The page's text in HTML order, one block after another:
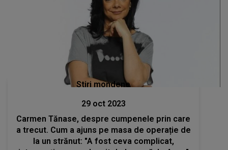
Stiri mondene
29 oct 2023
Carmen Tănase, despre cumpenele prin care
a trecut. Cum a ajuns pe masa de operație de
la un strănut: "A fost ceva complicat,